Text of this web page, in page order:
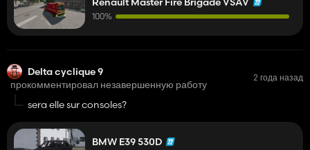
100%
Delta cyclique 9
прокомментировал незавершенную работу
2 года назад
sera elle sur consoles?
BMW E39 530D